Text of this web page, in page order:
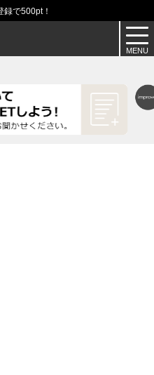
で500pt！